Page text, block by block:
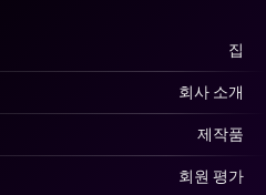
집
회사 소개
제작품
회원 평가